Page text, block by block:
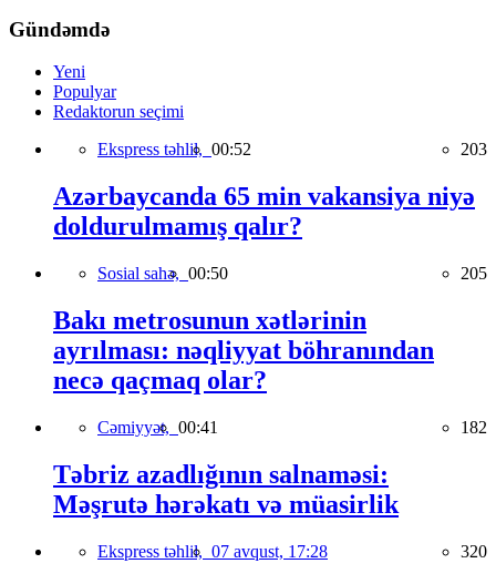
Gündəmdə
Yeni
Populyar
Redaktorun seçimi
Ekspress təhlil, 00:52 203
Azərbaycanda 65 min vakansiya niyə
doldurulmamış qalır?
Sosial sahə, 00:50 205
Bakı metrosunun xətlərinin
ayrılması: nəqliyyat böhranından
necə qaçmaq olar?
Cəmiyyət, 00:41 182
Təbriz azadlığının salnaməsi:
Məşrutə hərəkatı və müasirlik
Ekspress təhlil, 07 avqust, 17:28 320